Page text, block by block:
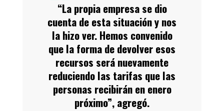
“La propia empresa se dio
cuenta de esta situación y nos
la hizo ver. Hemos convenido
que la forma de devolver esos
recursos será nuevamente
reduciendo las tarifas que las
personas recibirán en enero
próximo”, agregó.